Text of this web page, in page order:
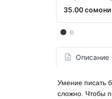
35.00 сомони
Описание
Умение писать
сложно. Чтобы